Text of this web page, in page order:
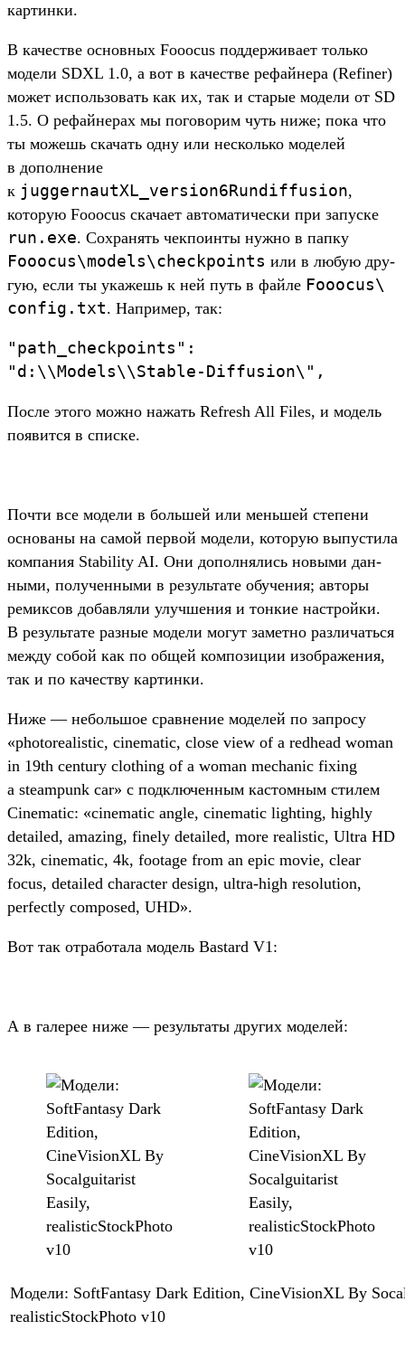
кар­тинки.
В качес­тве основных Fooocus под­держи­вает толь­ко
модели SDXL 1.0, а вот в качес­тве рефай­нера (Refiner)
может исполь­зовать как их, так и ста­рые модели от SD
1.5. О рефай­нерах мы погово­рим чуть ниже; пока что
ты можешь ска­чать одну или нес­коль­ко моделей
в допол­нение
к juggernautXL_version6Rundiffusion,
которую Fooocus ска­чает авто­мати­чес­ки при запус­ке
run. exe. Сох­ранять чек­поин­ты нуж­но в пап­ку
Fooocus\models\checkpoints или в любую дру­
гую, если ты ука­жешь к ней путь в фай­ле Fooocus\
config. txt. Нап­ример, так:
"path_ checkpoints":
"d:\\Models\\Stable-Diffusion\",
Пос­ле это­го мож­но нажать Refresh All Files, и модель
появит­ся в спис­ке.
Поч­ти все модели в боль­шей или мень­шей сте­пени
осно­ваны на самой пер­вой модели, которую выпус­тила
ком­пания Stability AI. Они допол­нялись новыми дан­
ными, получен­ными в резуль­тате обу­чения; авто­ры
ремик­сов добав­ляли улуч­шения и тон­кие нас­трой­ки.
В резуль­тате раз­ные модели могут замет­но раз­личать­ся
меж­ду собой как по общей ком­позиции изоб­ражения,
так и по качес­тву кар­тинки.
Ни­же — неболь­шое срав­нение моделей по зап­росу
«photorealistic, cinematic, close view of a redhead woman
in 19th century clothing of a woman mechanic fixing
a steampunk car» с под­клю­чен­ным кас­томным сти­лем
Cinematic: «cinematic angle, cinematic lighting, highly
detailed, amazing, finely detailed, more realistic, Ultra HD
32k, cinematic, 4k, footage from an epic movie, clear
focus, detailed character design, ultra-high resolution,
perfectly composed, UHD».
Вот так отра­бота­ла модель Bastard V1:
А в галерее ниже — резуль­таты дру­гих моделей:
Мо­дели: SoftFantasy Dark Edition, CineVisionXL By
realisticStockPhoto v10